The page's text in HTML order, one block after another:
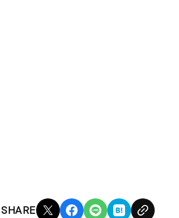
SHARE